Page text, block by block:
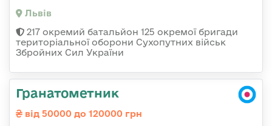
Львів
217 окремий батальйон 125 окремої бригади
територіальної оборони Сухопутних військ
Збройних Сил України
Гранатометник
від 50000 до 120000 грн